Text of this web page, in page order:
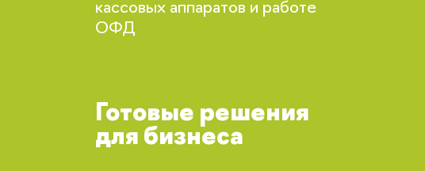
кассовых аппаратов и работе
ОФД
Готовые решения
для бизнеса